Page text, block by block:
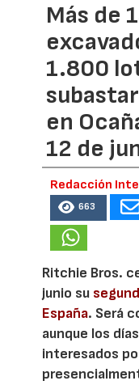
Más de
1.800
en
12 de
Redacción
663
Ritchie Bros.
junio su
España. Será
aunque los
interesados